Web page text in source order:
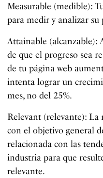
Measurable (medible):
para medir y analizar su
Attainable (alcanzable):
de que el progreso sea
de tu página web
intenta lograr un
mes, no del 25%.
Relevant (relevante): La
con el objetivo general
relacionada con las
industria para que
relevante.